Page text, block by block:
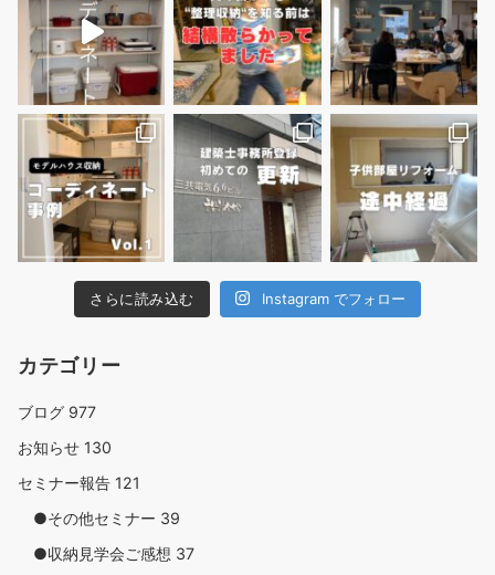
さらに読み込む Instagram でフォロー
カテゴリー
ブログ 977
お知らせ 130
セミナー報告 121
●その他セミナー 39
●収納見学会ご感想 37